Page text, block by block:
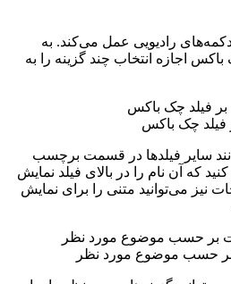
دکمه‌های رادیویی عمل می‌کند. به
باکس اجازه انتخاب چند گزینه را به
فیلد چک باکس
سایر فیلدها در قسمت برچسب
که آن نام را در بالای فیلد نمایش
نیز می‌توانید متنی را برای نمایش
حسب موضوع مورد نظر